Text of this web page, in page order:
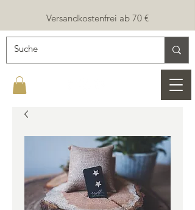
Versandkostenfrei ab 70 €